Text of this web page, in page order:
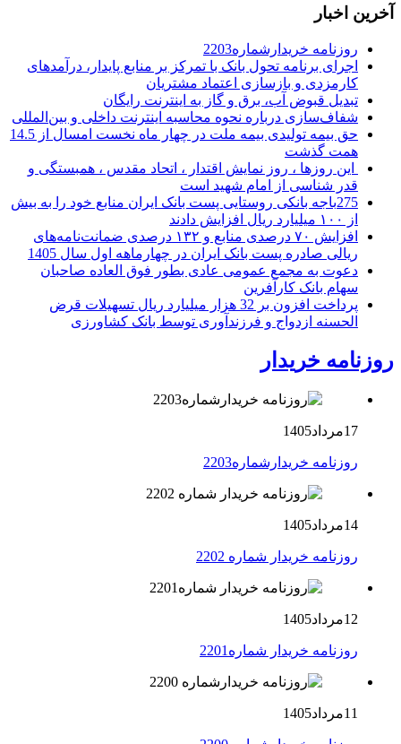
آخرین اخبار
روزنامه خریدارشماره2203
اجرای برنامه تحول بانک با تمرکز بر منابع پایدار، درآمدهای
کارمزدی و بازسازی اعتماد مشتریان
تبدیل قبوض آب، برق و گاز به اینترنت رایگان
شفاف‌سازی درباره نحوه محاسبه اینترنت داخلی و بین‌المللی
حق بیمه تولیدی بیمه ملت در چهار ماه نخست امسال از 14.5
همت گذشت
این روزها ، روز نمایش اقتدار ، اتحاد مقدس ، همبستگی و
قدر شناسی از امام شهید است
275باجه بانکی روستایی پست بانک ایران منابع خود را به بیش
از ۱۰۰ میلیارد ریال افزایش دادند
افزایش ۷۰ درصدی منابع و ۱۳۲ درصدی ضمانت‌نامه‌های
ریالی صادره پست بانک ایران در چهارماهه اول سال 1405
دعوت به مجمع عمومی عادی بطور فوق العاده صاحبان
سهام بانک کارآفرین
پرداخت افزون بر 32 هزار میلیارد ریال تسهیلات قرض
الحسنه ازدواج و فرزندآوری توسط بانک کشاورزی
روزنامه خریدار
17مرداد1405
روزنامه خریدارشماره2203
14مرداد1405
روزنامه خریدار شماره 2202
12مرداد1405
روزنامه خریدار شماره2201
11مرداد1405